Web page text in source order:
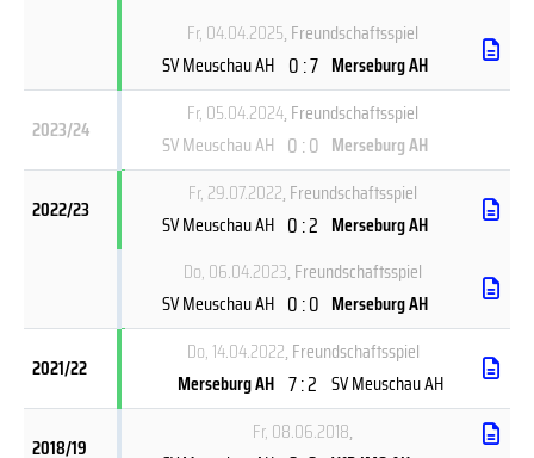
Fr, 04.04.2025, Freundschaftsspiel
SV Meuschau AH 0 : 7 Merseburg AH
2023/24
Fr, 05.04.2024, Freundschaftsspiel
SV Meuschau AH 0 : 0 Merseburg AH
2022/23
Fr, 29.07.2022, Freundschaftsspiel
SV Meuschau AH 0 : 2 Merseburg AH
Do, 06.04.2023, Freundschaftsspiel
SV Meuschau AH 0 : 0 Merseburg AH
2021/22
Do, 14.04.2022, Freundschaftsspiel
Merseburg AH 7 : 2 SV Meuschau AH
2018/19
Fr, 08.06.2018,